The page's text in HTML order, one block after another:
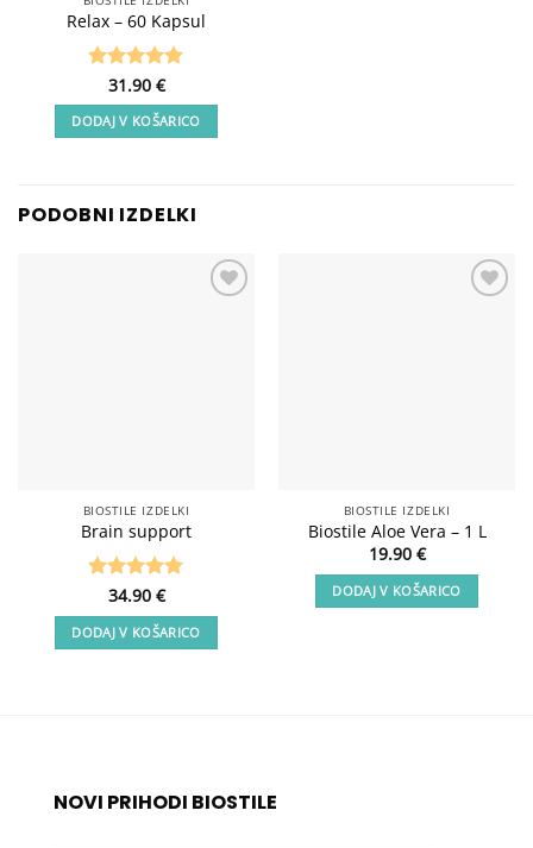
Relax – 60 Kapsul
Ocenjeno
od 5
31.90 €
DODAJ V KOŠARICO
PODOBNI IZDELKI
BIOSTILE IZDELKI
Brain support
Ocenjeno
od 5
34.90 €
DODAJ V KOŠARICO
BIOSTILE IZDELKI
Biostile Aloe Vera – 1 L
19.90 €
DODAJ V KOŠARICO
NOVI PRIHODI BIOSTILE